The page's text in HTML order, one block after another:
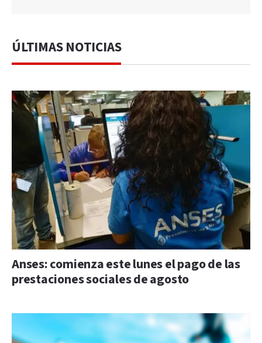
ÚLTIMAS NOTICIAS
Anses: comienza este lunes el pago de las
prestaciones sociales de agosto